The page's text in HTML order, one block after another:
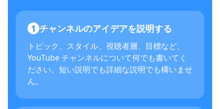
1 チャンネルのアイデアを説明する
トピック、スタイル、視聴者層、目標など、
YouTube チャンネルについて何でも書いてく
ださい。短い説明でも詳細な説明でも構いませ
ん。